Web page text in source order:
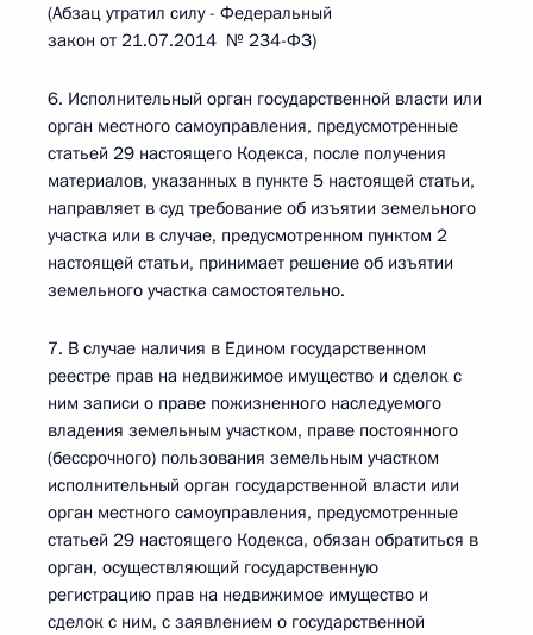
(Абзац утратил силу - Федеральный
закон от 21.07.2014 № 234-ФЗ)
6. Исполнительный орган государственной власти или
орган местного самоуправления, предусмотренные
статьей 29 настоящего Кодекса, после получения
материалов, указанных в пункте 5 настоящей статьи,
направляет в суд требование об изъятии земельного
участка или в случае, предусмотренном пунктом 2
настоящей статьи, принимает решение об изъятии
земельного участка самостоятельно.
7. В случае наличия в Едином государственном
реестре прав на недвижимое имущество и сделок с
ним записи о праве пожизненного наследуемого
владения земельным участком, праве постоянного
(бессрочного) пользования земельным участком
исполнительный орган государственной власти или
орган местного самоуправления, предусмотренные
статьей 29 настоящего Кодекса, обязан обратиться в
орган, осуществляющий государственную
регистрацию прав на недвижимое имущество и
сделок с ним, с заявлением о государственной